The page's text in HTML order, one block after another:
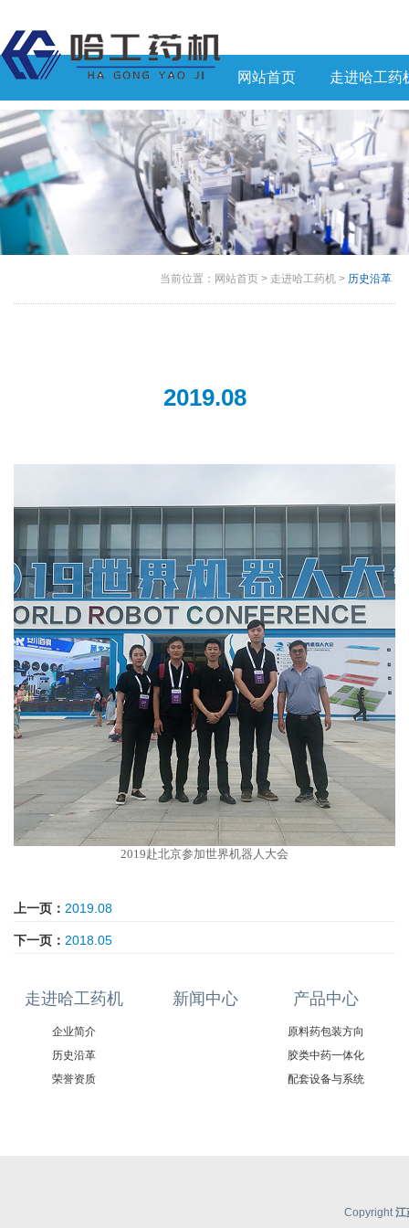
网站首页 走进哈工药
当前位置： 网站首页 > 走进哈工药机 > 历史沿革
2019.08
2019赴北京参加世界机器人大会
上一页： 2019.08
下一页： 2018.05
走进哈工药机
企业简介
历史沿革
荣誉资质
新闻中心 产品中心
原料药包装方向
胶类中药一体化
配套设备与系统
Copyright 江